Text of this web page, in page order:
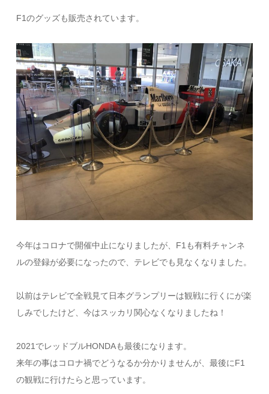
F1のグッズも販売されています。
今年はコロナで開催中止になりましたが、F1も有料チャンネ
ルの登録が必要になったので、テレビでも見なくなりました。
以前はテレビで全戦見て日本グランプリーは観戦に行くにが楽
しみでしたけど、今はスッカリ関心なくなりましたね！
2021でレッドブルHONDAも最後になります。
来年の事はコロナ禍でどうなるか分かりませんが、最後にF1
の観戦に行けたらと思っています。